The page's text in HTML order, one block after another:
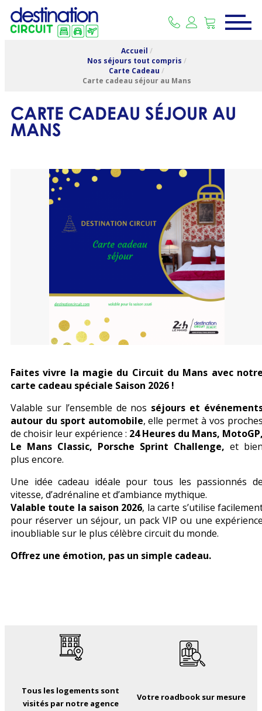
Accueil /
Nos séjours tout compris /
Carte Cadeau /
Carte cadeau séjour au Mans
CARTE CADEAU SÉJOUR AU
MANS
Faites vivre la magie du Circuit du Mans avec
carte cadeau spéciale Saison 2026 !
Valable sur l’ensemble de nos séjours et
autour du sport automobile, elle permet à vos
de choisir leur expérience : 24 Heures du Mans,
Le Mans Classic, Porsche Sprint Challenge, et
plus encore.
Une idée cadeau idéale pour tous les passionnés
vitesse, d’adrénaline et d’ambiance mythique.
Valable toute la saison 2026, la carte s’utilise
pour réserver un séjour, un pack VIP ou une
inoubliable sur le plus célèbre circuit du monde.
Offrez une émotion, pas un simple cadeau.
Tous les logements sont
visités par notre agence
Votre roadbook sur mesure